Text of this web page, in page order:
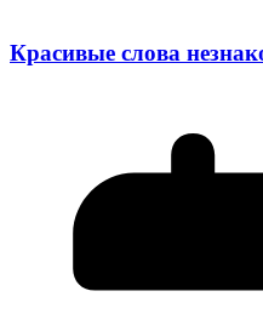
Красивые слова